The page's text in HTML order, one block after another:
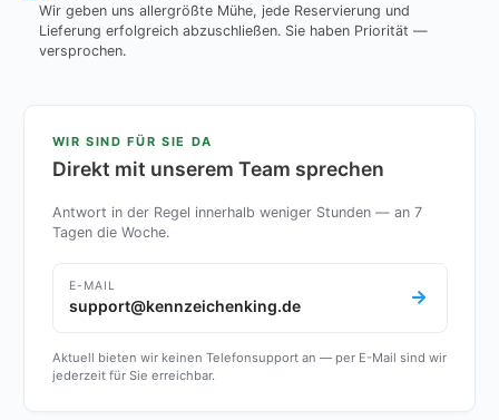
Wir geben uns allergrößte Mühe, jede Reservierung und
Lieferung erfolgreich abzuschließen. Sie haben Priorität —
versprochen.
WIR SIND FÜR SIE DA
Direkt mit unserem Team sprechen
Antwort in der Regel innerhalb weniger Stunden — an 7
Tagen die Woche.
E-MAIL
support@kennzeichenking.de
Aktuell bieten wir keinen Telefonsupport an — per E-Mail sind wir
jederzeit für Sie erreichbar.